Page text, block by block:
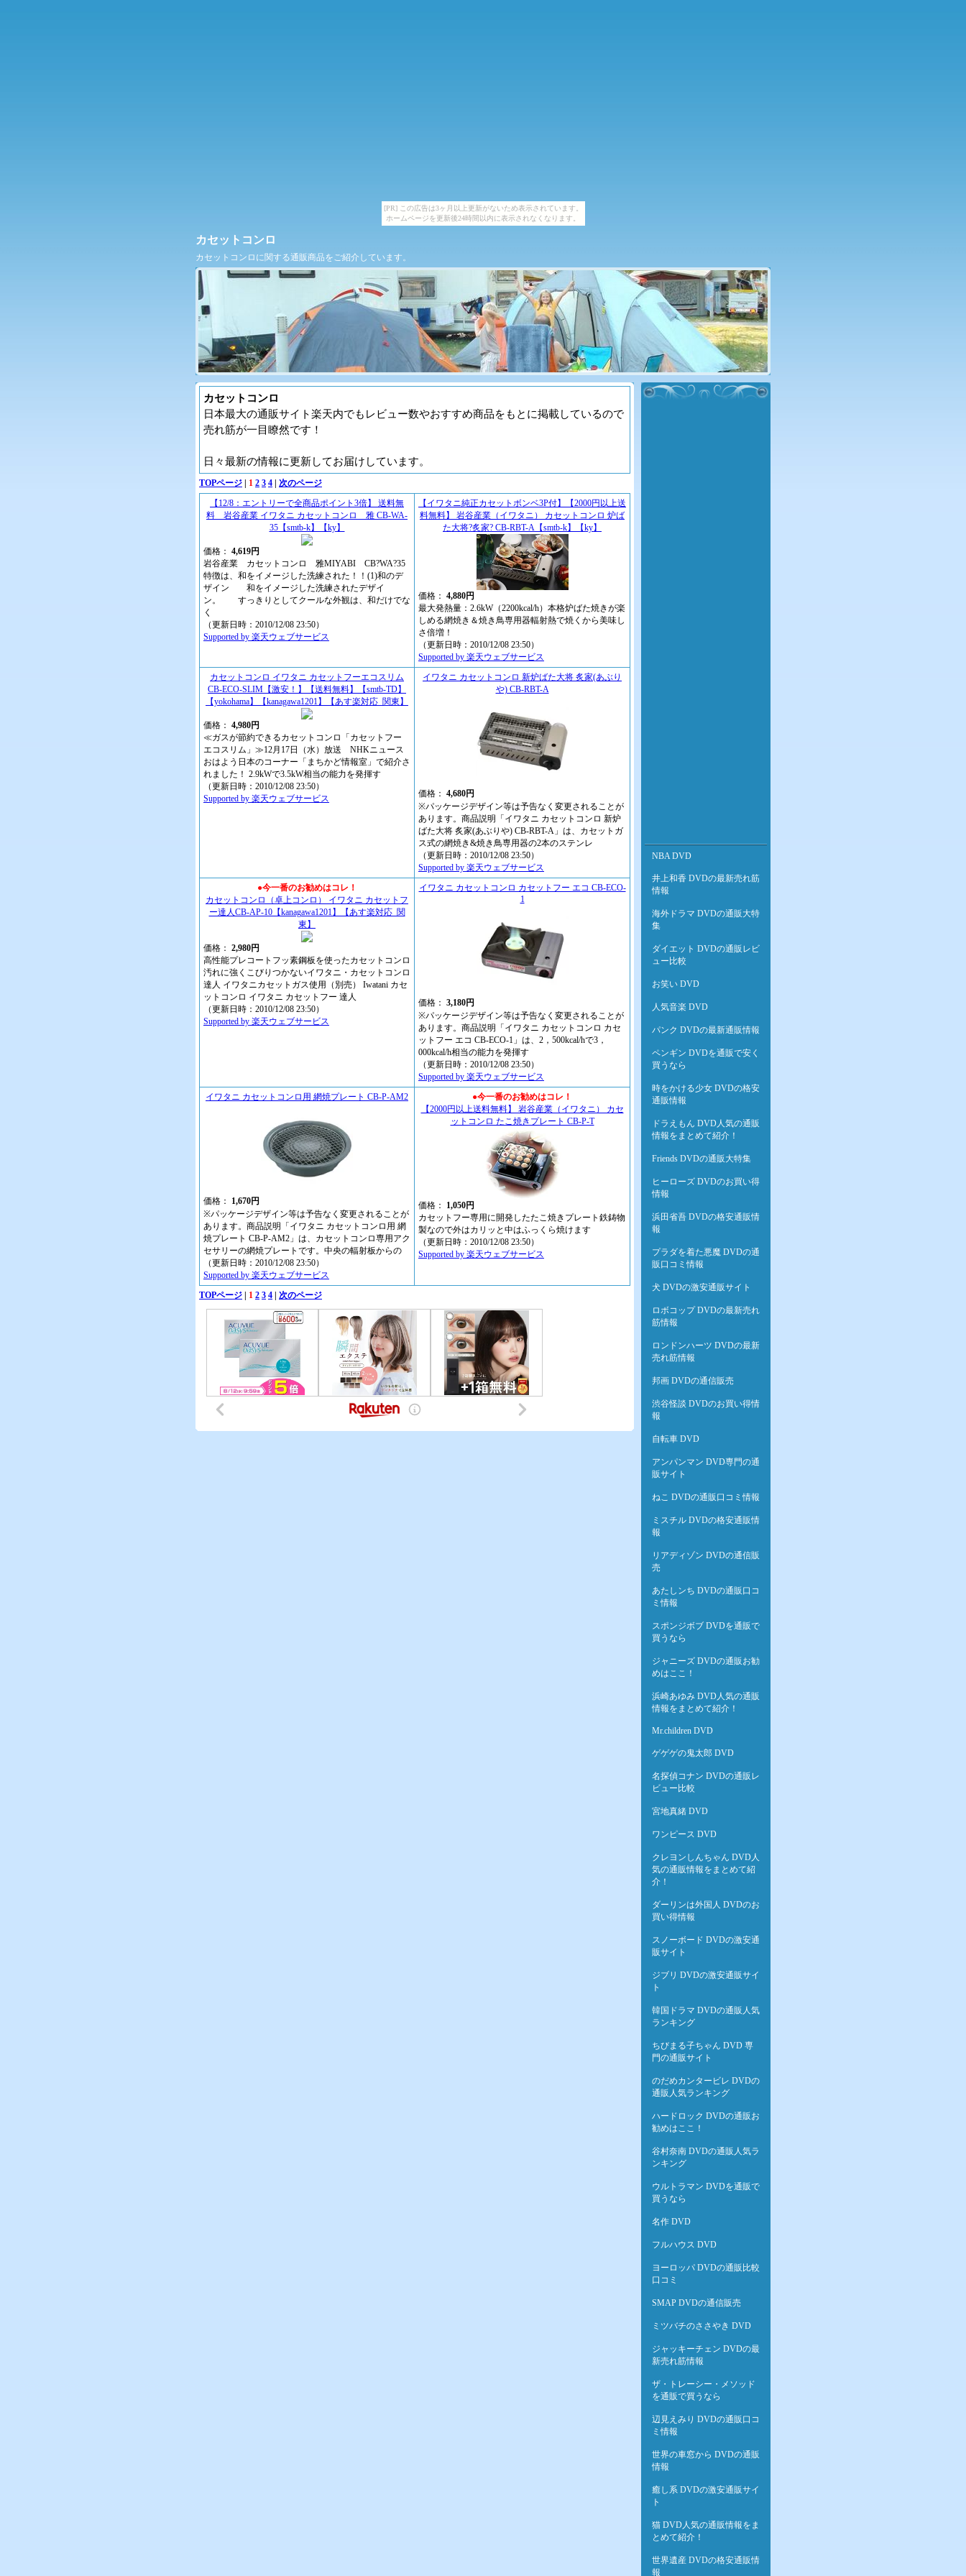
[PR] この広告は3ヶ月以上更新がないため表示されています。
ホームページを更新後24時間以内に表示されなくなります。
カセットコンロ
カセットコンロに関する通販商品をご紹介しています。
カセットコンロ
日本最大の通販サイト楽天内でもレビュー数やおすすめ商品をもとに掲載しているので
売れ筋が一目瞭然です！
日々最新の情報に更新してお届けしています。
TOPページ 1 2 3 4
次のページ
【12/8：エントリーで全商品ポイント3倍】 送料無
料 岩谷産業 イワタニ カセットコンロ 雅 CB-WA-
35【smtb-k】【ky】
価格： 4,619円
岩谷産業 カセットコンロ 雅MIYABI CB?WA?35
特徴は、和をイメージした洗練された！！(1)和のデ
ザイン 和をイメージした洗練されたデザイ
ン。 すっきりとしてクールな外観は、和だけでな
く
（更新日時：2010/12/08 23:50）
Supported by 楽天ウェブサービス
【イワタニ純正カセットボンベ3P付】【2000円以上送
料無料】 岩谷産業（イワタニ） カセットコンロ 炉ば
た大将?炙家? CB-RBT-A【smtb-k】【ky】
価格： 4,880円
最大発熱量：2.6kW（2200kcal/h）本格炉ばた焼きが楽
しめる網焼き＆焼き鳥専用器輻射熱で焼くから美味し
さ倍増！
（更新日時：2010/12/08 23:50）
Supported by 楽天ウェブサービス
カセットコンロ イワタニ カセットフーエコスリム
CB-ECO-SLIM【激安！】【送料無料】【smtb-TD】
【yokohama】【kanagawa1201】【あす楽対応_関東】
価格： 4,980円
≪ガスが節約できるカセットコンロ「カセットフー
エコスリム」≫12月17日（水）放送 NHKニュース
おはよう日本のコーナー「まちかど情報室」で紹介さ
れました！ 2.9kWで3.5kW相当の能力を発揮す
（更新日時：2010/12/08 23:50）
Supported by 楽天ウェブサービス
イワタニ カセットコンロ 新炉ばた大将 炙家(あぶり
や) CB-RBT-A
価格： 4,680円
※パッケージデザイン等は予告なく変更されることが
あります。商品説明「イワタニ カセットコンロ 新炉
ばた大将 炙家(あぶりや) CB-RBT-A」は、カセットガ
ス式の網焼き&焼き鳥専用器の2本のステンレ
（更新日時：2010/12/08 23:50）
Supported by 楽天ウェブサービス
●今一番のお勧めはコレ！
カセットコンロ（卓上コンロ） イワタニ カセットフ
ー達人CB-AP-10【kanagawa1201】【あす楽対応_関
東】
価格： 2,980円
高性能プレコートフッ素鋼板を使ったカセットコンロ
汚れに強くこびりつかないイワタニ・カセットコンロ
達人 イワタニカセットガス使用（別売） Iwatani カセ
ットコンロ イワタニ カセットフー 達人
（更新日時：2010/12/08 23:50）
Supported by 楽天ウェブサービス
イワタニ カセットコンロ カセットフー エコ CB-ECO-
1
価格： 3,180円
※パッケージデザイン等は予告なく変更されることが
あります。商品説明「イワタニ カセットコンロ カセ
ットフー エコ CB-ECO-1」は、2，500kcal/hで3，
000kcal/h相当の能力を発揮す
（更新日時：2010/12/08 23:50）
Supported by 楽天ウェブサービス
イワタニ カセットコンロ用 網焼プレート CB-P-AM2
価格： 1,670円
※パッケージデザイン等は予告なく変更されることが
あります。商品説明「イワタニ カセットコンロ用 網
焼プレート CB-P-AM2」は、カセットコンロ専用アク
セサリーの網焼プレートです。中央の輻射板からの
（更新日時：2010/12/08 23:50）
Supported by 楽天ウェブサービス
●今一番のお勧めはコレ！
【2000円以上送料無料】 岩谷産業（イワタニ） カセ
ットコンロ たこ焼きプレート CB-P-T
価格： 1,050円
カセットフー専用に開発したたこ焼きプレート鉄鋳物
製なので外はカリッと中はふっくら焼けます
（更新日時：2010/12/08 23:50）
Supported by 楽天ウェブサービス
TOPページ 1 2 3 4 次のページ
NBA DVD
井上和香 DVDの最新売れ筋
情報
海外ドラマ DVDの通販大特
集
ダイエット DVDの通販レビ
ュー比較
お笑い DVD
人気音楽 DVD
パンク DVDの最新通販情報
ペンギン DVDを通販で安く
買うなら
時をかける少女 DVDの格安
通販情報
ドラえもん DVD人気の通販
情報をまとめて紹介！
Friends DVDの通販大特集
ヒーローズ DVDのお買い得
情報
浜田省吾 DVDの格安通販情
報
プラダを着た悪魔 DVDの通
販口コミ情報
犬 DVDの激安通販サイト
ロボコップ DVDの最新売れ
筋情報
ロンドンハーツ DVDの最新
売れ筋情報
邦画 DVDの通信販売
渋谷怪談 DVDのお買い得情
報
自転車 DVD
アンパンマン DVD専門の通
販サイト
ねこ DVDの通販口コミ情報
ミスチル DVDの格安通販情
報
リアディゾン DVDの通信販
売
あたしンち DVDの通販口コ
ミ情報
スポンジボブ DVDを通販で
買うなら
ジャニーズ DVDの通販お勧
めはここ！
浜崎あゆみ DVD人気の通販
情報をまとめて紹介！
Mr.children DVD
ゲゲゲの鬼太郎 DVD
名探偵コナン DVDの通販レ
ビュー比較
宮地真緒 DVD
ワンピース DVD
クレヨンしんちゃん DVD人
気の通販情報をまとめて紹
介！
ダーリンは外国人 DVDのお
買い得情報
スノーボード DVDの激安通
販サイト
ジブリ DVDの激安通販サイ
ト
韓国ドラマ DVDの通販人気
ランキング
ちびまる子ちゃん DVD 専
門の通販サイト
のだめカンタービレ DVDの
通販人気ランキング
ハードロック DVDの通販お
勧めはここ！
谷村奈南 DVDの通販人気ラ
ンキング
ウルトラマン DVDを通販で
買うなら
名作 DVD
フルハウス DVD
ヨーロッパ DVDの通販比較
口コミ
SMAP DVDの通信販売
ミツバチのささやき DVD
ジャッキーチェン DVDの最
新売れ筋情報
ザ・トレーシー・メソッド
を通販で買うなら
辺見えみり DVDの通販口コ
ミ情報
世界の車窓から DVDの通販
情報
癒し系 DVDの激安通販サイ
ト
猫 DVD人気の通販情報をま
とめて紹介！
世界遺産 DVDの格安通販情
報